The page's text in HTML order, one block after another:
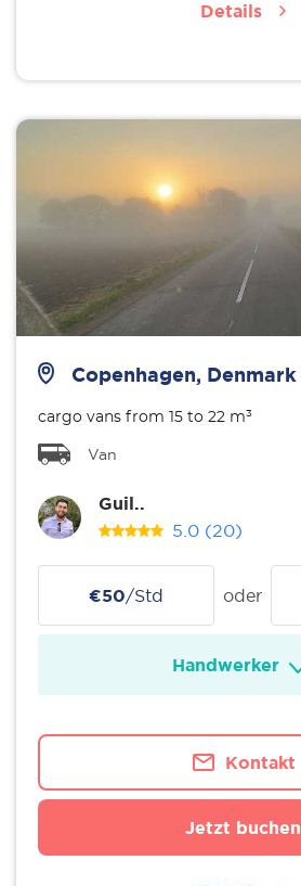
Details
Copenhagen, Denmark
cargo vans from 15 to 22 m³
Van
Guil..
5.0 (20)
€50/Std oder
Handwerker
Kontakt
Jetzt buchen